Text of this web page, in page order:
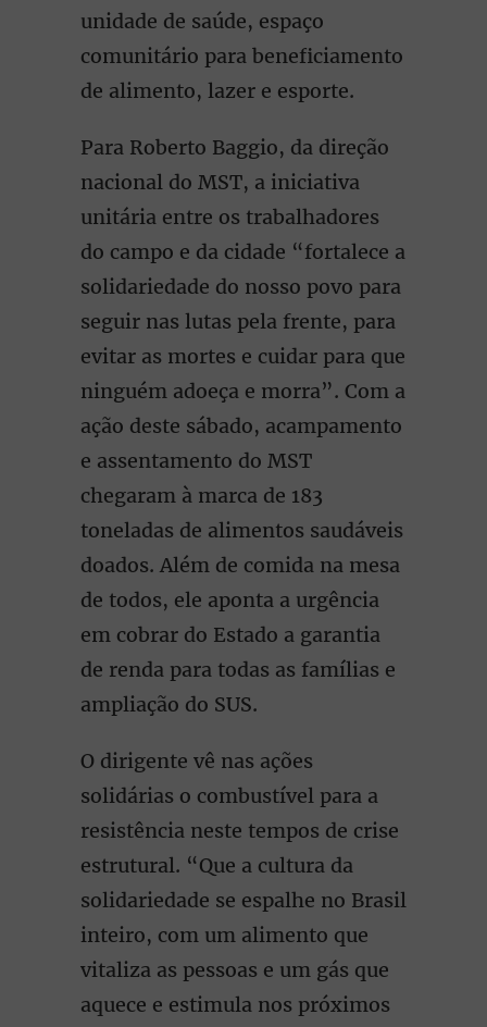
unidade de saúde, espaço
comunitário para beneficiamento
de alimento, lazer e esporte.
Para Roberto Baggio, da direção
nacional do MST, a iniciativa
unitária entre os trabalhadores
do campo e da cidade “fortalece a
solidariedade do nosso povo para
seguir nas lutas pela frente, para
evitar as mortes e cuidar para que
ninguém adoeça e morra”. Com a
ação deste sábado, acampamento
e assentamento do MST
chegaram à marca de 183
toneladas de alimentos saudáveis
doados. Além de comida na mesa
de todos, ele aponta a urgência
em cobrar do Estado a garantia
de renda para todas as famílias e
ampliação do SUS.
O dirigente vê nas ações
solidárias o combustível para a
resistência neste tempos de crise
estrutural. “Que a cultura da
solidariedade se espalhe no Brasil
inteiro, com um alimento que
vitaliza as pessoas e um gás que
aquece e estimula nos próximos